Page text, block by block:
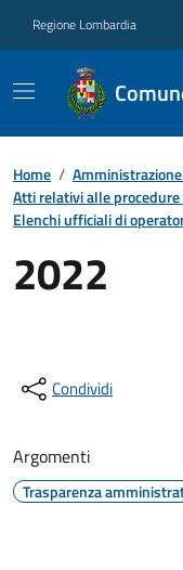
Regione Lombardia
Home /
Atti relativi alle procedure
Elenchi ufficiali di
2022
Condividi
Argomenti
Trasparenza